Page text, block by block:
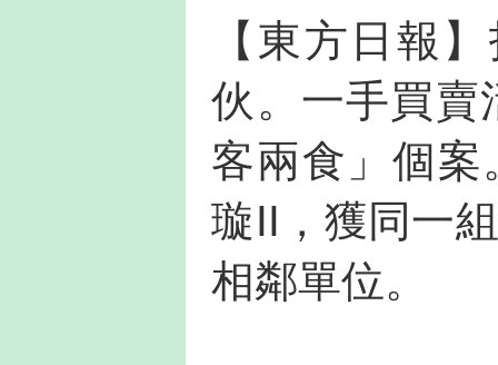
【東方日報
伙。一手買賣
客兩食」個案
璇II，獲同一
相鄰單位。